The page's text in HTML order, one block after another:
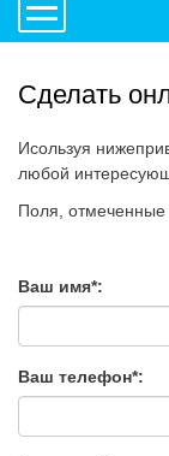
Сделать
Исользуя
любой
Поля, отмеченные
Ваш имя*:
Ваш телефон*: